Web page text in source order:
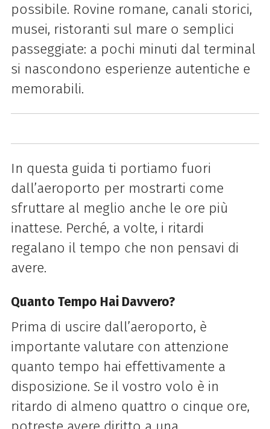
possibile. Rovine romane, canali storici,
musei, ristoranti sul mare o semplici
passeggiate: a pochi minuti dal terminal
si nascondono esperienze autentiche e
memorabili.
In questa guida ti portiamo fuori
dall’aeroporto per mostrarti come
sfruttare al meglio anche le ore più
inattese. Perché, a volte, i ritardi
regalano il tempo che non pensavi di
avere.
Quanto Tempo Hai Davvero?
Prima di uscire dall’aeroporto, è
importante valutare con attenzione
quanto tempo hai effettivamente a
disposizione. Se il vostro volo è in
ritardo di almeno quattro o cinque ore,